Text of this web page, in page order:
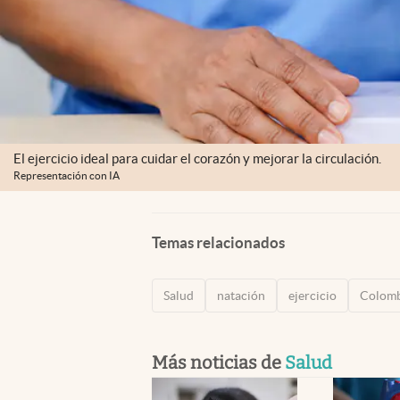
El ejercicio ideal para cuidar el corazón y mejorar la circulación.
Representación con IA
Temas relacionados
Salud natación ejercicio
Más noticias de Salud